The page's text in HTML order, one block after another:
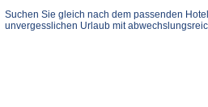
Suchen Sie gleich nach dem passenden
unvergesslichen Urlaub mit